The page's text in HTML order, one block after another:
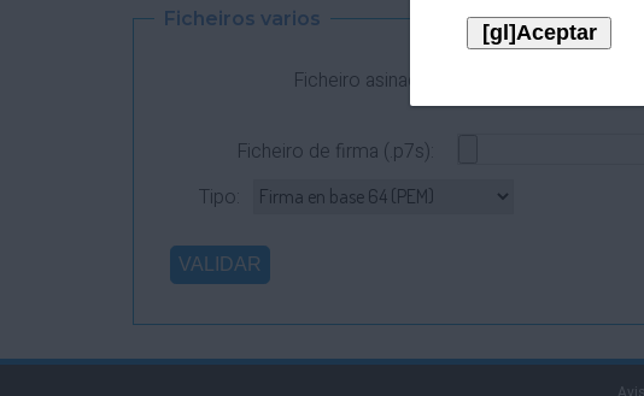
Ficheiros varios
Ficheiro asinado:
Ficheiro de firma (.p7s):
Tipo: